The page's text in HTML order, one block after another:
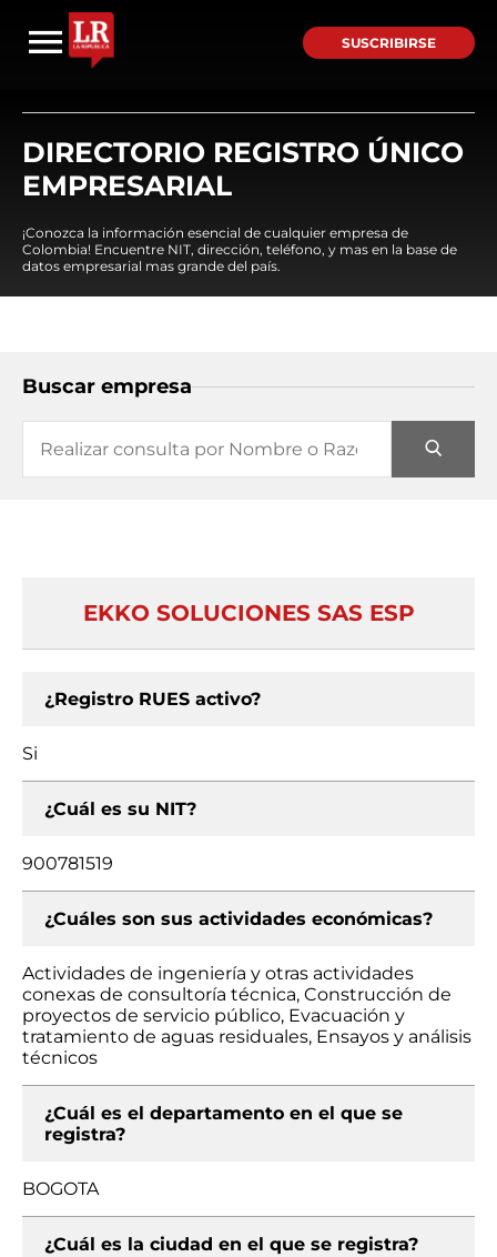
SUSCRIBIRSE
DIRECTORIO REGISTRO ÚNICO
EMPRESARIAL
¡Conozca la información esencial de cualquier empresa de
Colombia! Encuentre NIT, dirección, teléfono, y mas en la base de
datos empresarial mas grande del país.
Buscar empresa
EKKO SOLUCIONES SAS ESP
¿Registro RUES activo?
Si
¿Cuál es su NIT?
900781519
¿Cuáles son sus actividades económicas?
Actividades de ingeniería y otras actividades
conexas de consultoría técnica, Construcción de
proyectos de servicio público, Evacuación y
tratamiento de aguas residuales, Ensayos y análisis
técnicos
¿Cuál es el departamento en el que se
registra?
BOGOTA
¿Cuál es la ciudad en el que se registra?